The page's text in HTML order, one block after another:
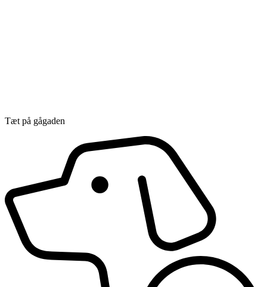
Tæt på gågaden